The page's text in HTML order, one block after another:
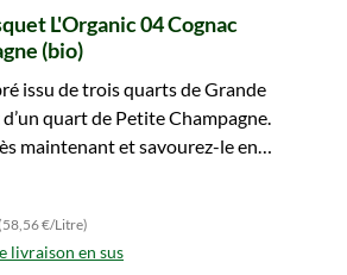
L'Organic 04 Cognac
(bio)
issu de trois quarts de Grande
quart de Petite Champagne.
maintenant et savourez-le en
€/Litre)
livraison en sus